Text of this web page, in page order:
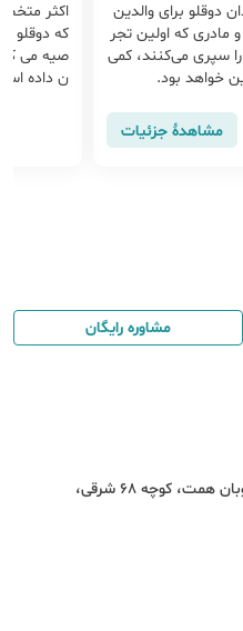
دوقلو برای والدین
که اولین تجر
سپری می‌کنند، کمی
خواهد بود.
مشاهدهٔ جزئیات
اکثر
که دوقلو
صیه می
ن داده
تهران، شیراز جنوبی، پایین‌تر از اتوبان همت، کوچه 68 شرقی،
مشاوره رایگان